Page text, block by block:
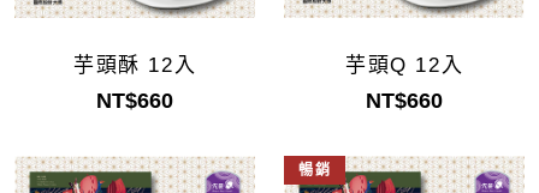
芋頭酥 12入
NT$660
芋頭Q 12入
NT$660
暢銷